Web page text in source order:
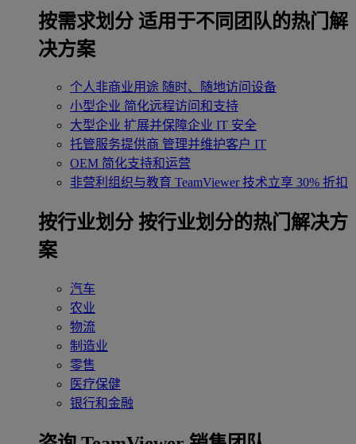
按需求划分 适用于不同团队的热门解
决方案
个人非商业用途 随时、随地访问设备
小型企业 简化远程访问和支持
大型企业 扩展并保障企业 IT 安全
托管服务提供商 管理并维护客户 IT
OEM 简化支持和运营
非营利组织与教育 TeamViewer 技术立享 30% 折扣
‌按行业划分 按行业划分的热门解决方
案
汽车
农业
物流
制造业
零售
医疗保健
银行和金融